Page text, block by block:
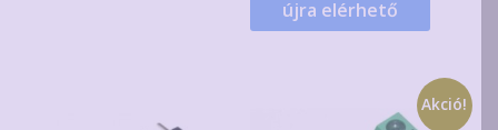
újra elérhető
Akció!